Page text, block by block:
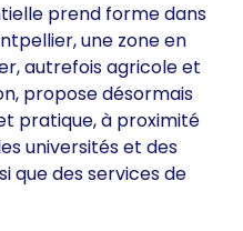
prend forme dans
une zone en
autrefois agricole et
propose désormais
pratique, à proximité
universités et des
que des services de